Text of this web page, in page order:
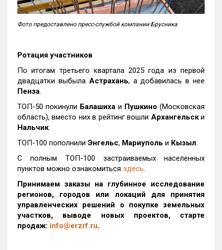
Фото предоставлено пресс-службой компании Брусника
Ротация участников
По итогам третьего квартала 2025 года из первой
двадцатки выбыла Астрахань, а добавилась в нее
Пенза.
ТОП-50 покинули Балашиха и Пушкино (Московская
область), вместо них в рейтинг вошли Архангельски
Нальчик.
ТОП-100 пополнили Энгельс, Мариуполь и Кызыл.
С полным ТОП-100 застраиваемых населенных
пунктов можно ознакомиться здесь.
Принимаем заказы на глубинное исследование
регионов, городов или локаций для принятия
управленческих решений о покупке земельных
участков, выводе новых проектов, старте
продаж: info@erzrf.ru.